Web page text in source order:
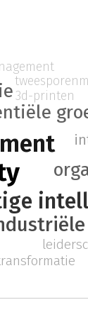
3d-printen